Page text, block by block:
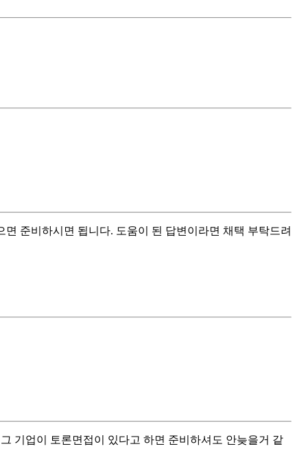
준비하시면 됩니다. 도움이 된 답변이라면 채택 부탁드려
기업이 토론면접이 있다고 하면 준비하셔도 안늦을거 같